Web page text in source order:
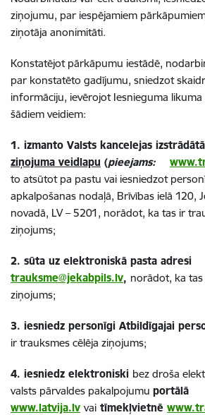
ziņojumu, par iespējamiem
ziņotāja anonimitāti.
Konstatējot pārkāpumu iestādē,
par konstatēto gadījumu, sniedzot
informāciju, ievērojot Iesnieguma
šādiem veidiem:
1. izmanto Valsts kancelejas izstrādātā
ziņojuma veidlapu (pieejams:
to atsūtot pa pastu vai iesniedzot
apkalpošanas nodaļā, Brīvības ielā 120,
novadā, LV – 5201, norādot, ka tas ir
ziņojums;
2. sūta uz elektroniskā pasta adresi
trauksme@jekabpils.lv, norādot, ka
ziņojums;
3. iesniedz personīgi Atbildīgajai
ir trauksmes cēlēja ziņojums;
4. iesniedz elektroniski bez droša
valsts pārvaldes pakalpojumu portālā
www.latvija.lv vai tīmekļvietnē